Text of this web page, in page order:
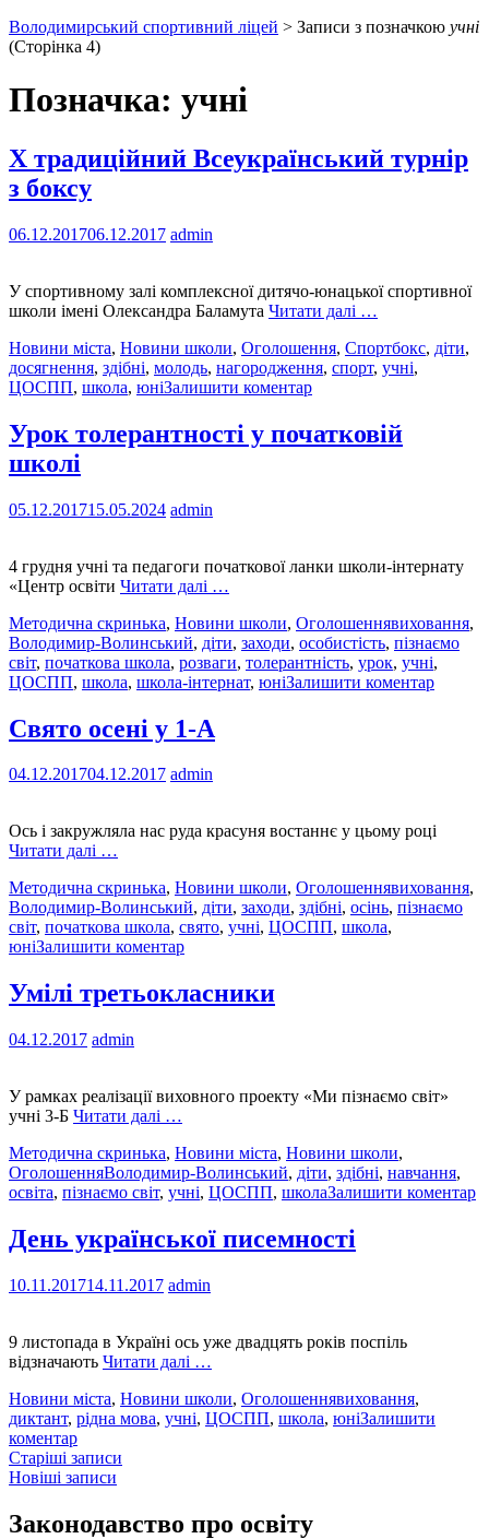
Володимирський спортивний ліцей > Записи з позначкою учні
(Сторінка 4)
Позначка: учні
X традиційний Всеукраїнський турнір
з боксу
06.12.201706.12.2017 admin
У спортивному залі комплексної дитячо-юнацької спортивної
школи імені Олександра Баламута Читати далі …
Новини міста, Новини школи, Оголошення, Спортбокс, діти,
досягнення, здібні, молодь, нагородження, спорт, учні,
ЦОСПП, школа, юніЗалишити коментар
Урок толерантності у початковій
школі
05.12.201715.05.2024 admin
4 грудня учні та педагоги початкової ланки школи-інтернату
«Центр освіти Читати далі …
Методична скринька, Новини школи, Оголошеннявиховання,
Володимир-Волинський, діти, заходи, особистість, пізнаємо
світ, початкова школа, розваги, толерантність, урок, учні,
ЦОСПП, школа, школа-інтернат, юніЗалишити коментар
Свято осені у 1-А
04.12.201704.12.2017 admin
Ось і закружляла нас руда красуня востаннє у цьому році
Читати далі …
Методична скринька, Новини школи, Оголошеннявиховання,
Володимир-Волинський, діти, заходи, здібні, осінь, пізнаємо
світ, початкова школа, свято, учні, ЦОСПП, школа,
юніЗалишити коментар
Умілі третьокласники
04.12.2017 admin
У рамках реалізації виховного проекту «Ми пізнаємо світ»
учні 3-Б Читати далі …
Методична скринька, Новини міста, Новини школи,
ОголошенняВолодимир-Волинський, діти, здібні, навчання,
освіта, пізнаємо світ, учні, ЦОСПП, школаЗалишити коментар
День української писемності
10.11.201714.11.2017 admin
9 листопада в Україні ось уже двадцять років поспіль
відзначають Читати далі …
Новини міста, Новини школи, Оголошеннявиховання,
диктант, рідна мова, учні, ЦОСПП, школа, юніЗалишити
коментар
Навігація
за
записами
Старіші записи
Новіші записи
Законодавство про освіту